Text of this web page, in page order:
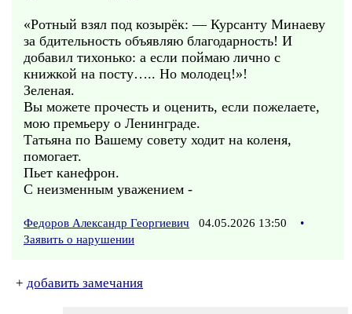
«Ротный взял под козырёк: — Курсанту Минаеву
за бдительность объявляю благодарность! И
добавил тихонько: а если поймаю лично с
книжкой на посту….. Но молодец!»!
Зеленая.
Вы можете прочесть и оценить, если пожелаете,
мою премьеру о Ленинграде.
Татьяна по Вашему совету ходит на коленя,
помогает.
Пьет канефрон.
С неизменным уважением -
Федоров Александр Георгиевич 04.05.2026 13:50
•
Заявить о нарушении
+ добавить замечания